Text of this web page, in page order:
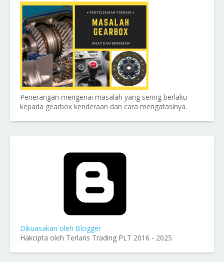
Penerangan mengenai masalah yang sering berlaku
kepada gearbox kenderaan dan cara mengatasinya.
Dikuasakan oleh Blogger
Hakcipta oleh Terlaris Trading PLT 2016 - 2025